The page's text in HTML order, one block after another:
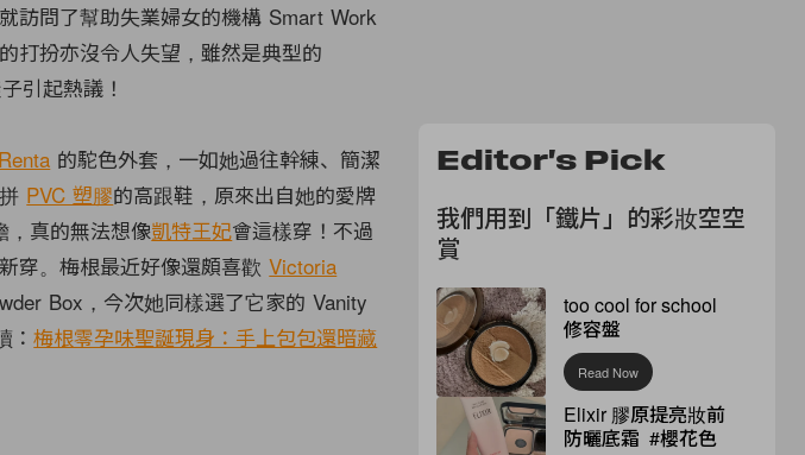
訪問了幫助失業婦女的機構 Smart Work
打扮亦沒令人失望，雖然是典型的
引起熱議！
的駝色外套，一如她過往幹練、簡潔
PVC 塑膠的高跟鞋，原來出自她的愛牌
，真的無法想像凱特王妃會這樣穿！不過
穿。梅根最近好像還頗喜歡Victoria
Box，今次她同樣選了它家的 Vanity
：梅根零孕味聖誕現身：手上包包還暗藏
Editor's Pick
我們用到「鐵片」的彩妝空空
賞
too cool for school
修容盤
Read Now
Elixir 膠原提亮妝前
防曬底霜 #櫻花色